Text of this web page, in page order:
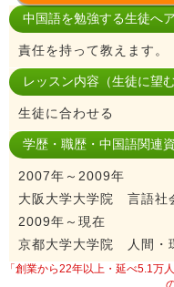
中国語を勉強する生徒へ
責任を持って教えます。
レッスン内容（生徒に望
生徒に合わせる
学歴・職歴・中国語関連
2007年～2009年
大阪大学大学院 言
2009年～現在
京都大学大学院 人間
「創業から22年以上・延べ5.1万